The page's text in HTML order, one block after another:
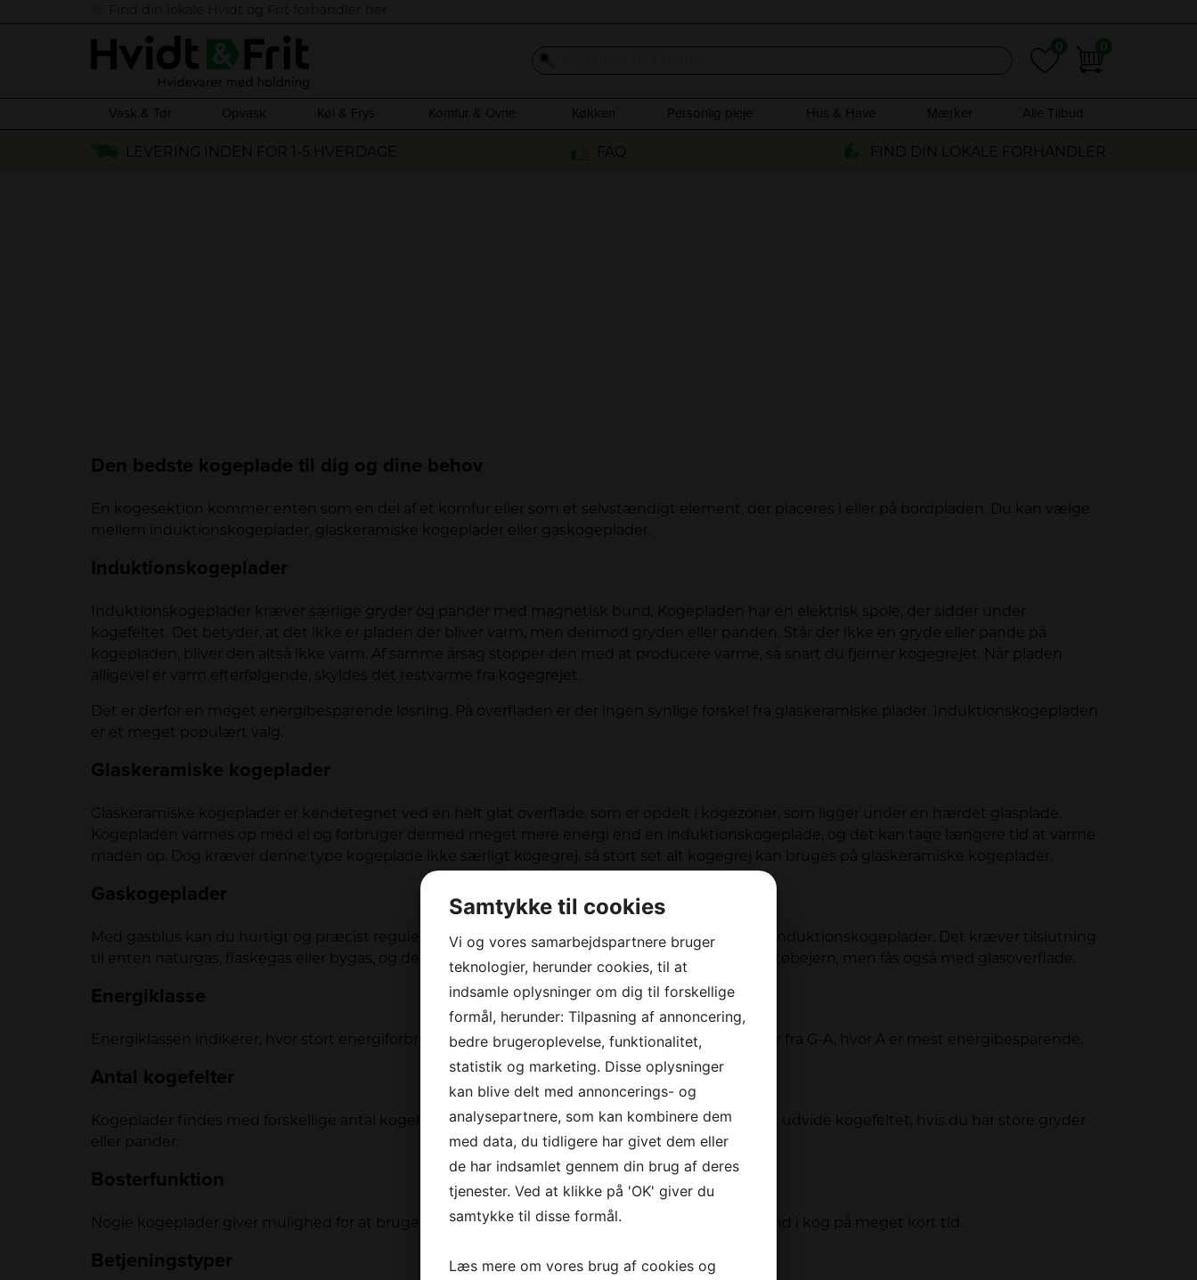
Vask & Tør Opvask Køl & Frys Komfur & Ovne Køkken Personlig pleje Hus & Have Mærker Alle Tilbud
Den bedste kogeplade til dig og dine behov
En kogesektion kommer enten som en del af et komfur eller som et selvstændigt element, der placeres i eller på bordpladen. Du kan vælge
mellem induktionskogeplader, glaskeramiske kogeplader eller gaskogeplader.
Induktionskogeplader
Induktionskogeplader kræver særlige gryder og pander med magnetisk bund. Kogepladen har en elektrisk spole, der sidder under
kogefeltet. Det betyder, at det ikke er pladen der bliver varm, men derimod gryden eller panden. Står der ikke en gryde eller pande på
kogepladen, bliver den altså ikke varm. Af samme årsag stopper den med at producere varme, så snart du fjerner kogegrejet. Når pladen
alligevel er varm efterfølgende, skyldes det restvarme fra kogegrejet.
Det er derfor en meget energibesparende løsning. På overfladen er der ingen synlige forskel fra glaskeramiske plader. Induktionskogepladen
er et meget populært valg.
Glaskeramiske kogeplader
Glaskeramiske kogeplader er kendetegnet ved en helt glat overflade, som er opdelt i kogezoner, som ligger under en hærdet glasplade.
Kogepladen varmes op med el og forbruger dermed meget mere energi end en induktionskogeplade, og det kan tage længere tid at varme
maden op. Dog kræver denne type kogeplade ikke særligt kogegrej, så stort set alt kogegrej kan bruges på glaskeramiske kogeplader.
Gaskogeplader
Med gasblus kan du hurtigt og præcist regulere temperaturen under madlavning, ligesom ved induktionskogeplader. Det kræver tilslutning
til enten naturgas, flaskegas eller bygas, og der er visse krav til installationen. De kommer ofte i støbejern, men fås også med glasoverflade.
Energiklasse
Energiklassen indikerer, hvor stort energiforbrug produktet har. Skalaen for kogeplader spænder fra G-A, hvor A er mest energibesparende.
Antal kogefelter
Kogeplader findes med forskellige antal kogefelter. Nogle kogeplader giver også mulighed for at udvide kogefeltet, hvis du har store gryder
eller pander.
Bosterfunktion
Nogle kogeplader giver mulighed for at bruge en Bosterfunktion, som bringer en gryde med vand i kog på meget kort tid.
Betjeningstyper
Tilmeld dig vores nyhedsbrev og
modtag stærke tilbud, tips,
konkurrencer og nyheder direkte i din
indbakke!
Dit
navn
Din
email *
Jeg accepterervilkårene
Jeg er ikke en robot
Samtykke til cookies
Vi og vores samarbejdspartnere bruger
teknologier, herunder cookies, til at
indsamle oplysninger om dig til forskellige
formål, herunder: Tilpasning af annoncering,
bedre brugeroplevelse, funktionalitet,
statistik og marketing. Disse oplysninger
kan blive delt med annoncerings- og
analysepartnere, som kan kombinere dem
med data, du tidligere har givet dem eller
de har indsamlet gennem din brug af deres
tjenester. Ved at klikke på 'OK' giver du
samtykke til disse formål.
Læs mere om vores brug af cookies og